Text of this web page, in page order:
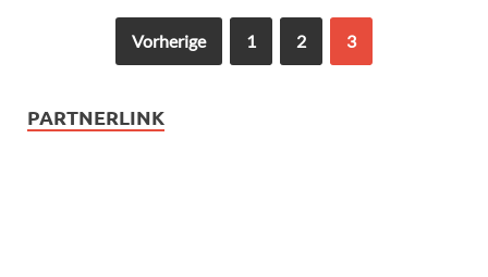
Vorherige 1 2 3
PARTNERLINK